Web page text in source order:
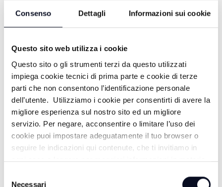
Consenso Dettagli Informazioni sui cookie
Questo sito web utilizza i cookie
Questo sito o gli strumenti terzi da questo utilizzati
impiega cookie tecnici di prima parte e cookie di terze
parti che non consentono l’identificazione personale
dell’utente. Utilizziamo i cookie per consentirti di avere la
migliore esperienza sul nostro sito ed un migliore
servizio. Per negare, acconsentire o limitare l’uso dei
cookie puoi impostare adeguatamente il tuo browser o
seguire le indicazioni qui contenute, che ti invitiamo in
ogni caso a leggere per maggiori informazioni in materia
Necessari
LUOGHI E MISTERI - CORDOBA -
1 ANNO FA
LUOGHI E MISTERI - I POTENTI DEL
MONDO - 14/04/2025
1 ANNO FA